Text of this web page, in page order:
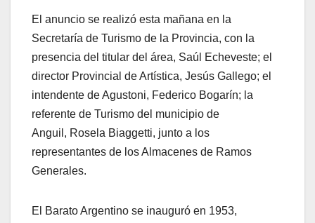
El anuncio se realizó esta mañana en la
Secretaría de Turismo de la Provincia, con la
presencia del titular del área, Saúl Echeveste; el
director Provincial de Artística, Jesús Gallego; el
intendente de Agustoni, Federico Bogarín; la
referente de Turismo del municipio de
Anguil, Rosela Biaggetti, junto a los
representantes de los Almacenes de Ramos
Generales.
El Barato Argentino se inauguró en 1953,